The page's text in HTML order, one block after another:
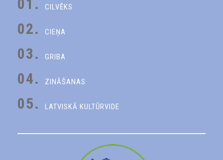
01. CILVĒKS
02. CIEŅA
03. GRIBA
04. ZINĀŠANAS
05. LATVISKĀ KULTŪRVIDE